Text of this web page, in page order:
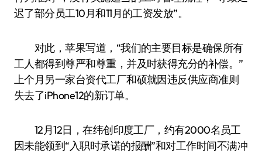
迟了部分员工10月和11月的工资发放”。
对此，苹果写道，“我们的主要目标是确保所有
工人都得到尊严和尊重，并及时获得充分的补偿。”
上个月另一家台资代工厂和硕就因违反供应商准则
失去了iPhone12的新订单。
12月12日，在纬创印度工厂，约有2000名员工
因未能领到“入职时承诺的报酬”和对工作时间不满冲